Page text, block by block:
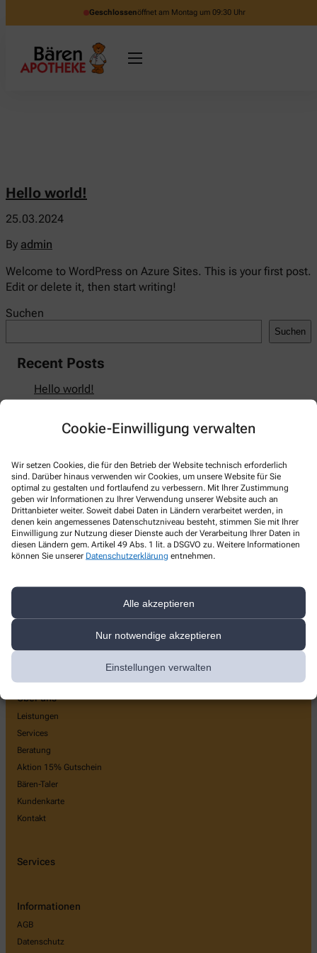
Cookie-Einwilligung verwalten
Wir setzen Cookies, die für den Betrieb der Website technisch erforderlich
sind. Darüber hinaus verwenden wir Cookies, um unsere Website für Sie
optimal zu gestalten und fortlaufend zu verbessern. Mit Ihrer Zustimmung
geben wir Informationen zu Ihrer Verwendung unserer Website auch an
Drittanbieter weiter. Soweit dabei Daten in Ländern verarbeitet werden, in
denen kein angemessenes Datenschutzniveau besteht, stimmen Sie mit Ihrer
Einwilligung zur Nutzung dieser Dienste auch der Verarbeitung Ihrer Daten in
diesen Ländern gem. Artikel 49 Abs. 1 lit. a DSGVO zu. Weitere Informationen
können Sie unserer Datenschutzerklärung entnehmen.
Alle akzeptieren
Nur notwendige akzeptieren
Einstellungen verwalten
Geschlossenöffnet am Montag um 09:30 Uhr
Hello world!
25.03.2024
By admin
Welcome to WordPress on Azure Sites. This is your first post.
Edit or delete it, then start writing!
Suchen
Suchen
Recent Posts
Hello world!
Kontakt
Bären-Apotheke
0541 20239527
info@baeren-apotheke-os.de
Über uns
Leistungen
Services
Beratung
Aktion 15% Gutschein
Bären-Taler
Kundenkarte
Kontakt
Services
Informationen
AGB
Datenschutz